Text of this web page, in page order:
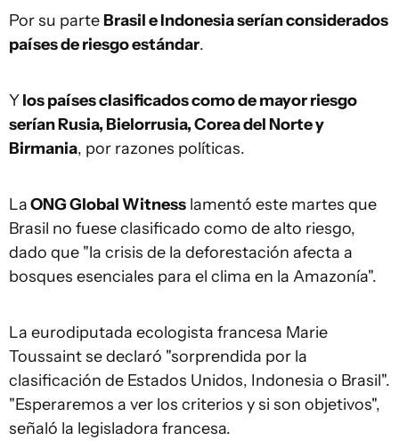
Por su parte Brasil e Indonesia serían considerados
países de riesgo estándar.
Ylos países clasificados como de mayor riesgo
serían Rusia, Bielorrusia, Corea del Norte y
Birmania, por razones políticas.
LaONG Global Witness lamentó este martes que
Brasil no fuese clasificado como de alto riesgo,
dado que "la crisis de la deforestación afecta a
bosques esenciales para el clima en la Amazonía".
La eurodiputada ecologista francesa Marie
Toussaint se declaró "sorprendida por la
clasificación de Estados Unidos, Indonesia o Brasil".
"Esperaremos a ver los criterios y si son objetivos",
señaló la legisladora francesa.